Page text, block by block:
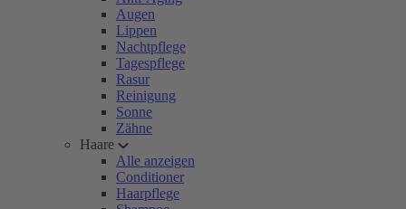
Augen
Lippen
Nachtpflege
Tagespflege
Rasur
Reinigung
Sonne
Zähne
Haare
Alle anzeigen
Conditioner
Haarpflege